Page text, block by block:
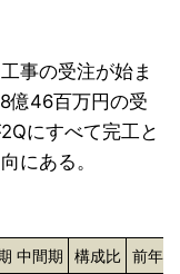
事の受注が始ま
億46百万円の受
にすべて完工と
にある。
中間期 構成比
前年